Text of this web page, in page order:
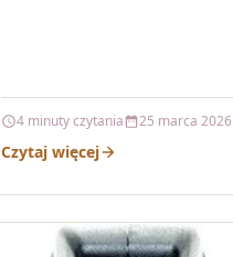
4 minuty czytania 25 marca 2026
Czytaj więcej